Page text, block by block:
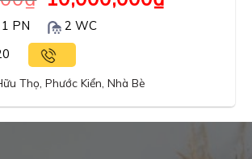
PN
2 WC
Thọ, Phước Kiển, Nhà Bè